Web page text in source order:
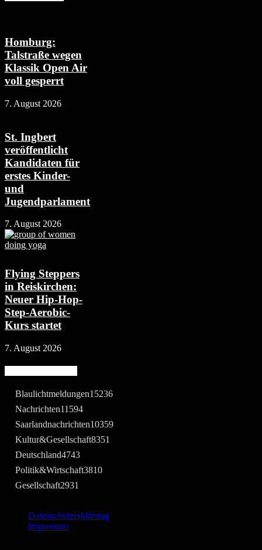
Homburg:
Talstraße wegen
Klassik Open Air
voll gesperrt
7. August 2026
St. Ingbert
veröffentlicht
Kandidaten für
erstes Kinder-
und
Jugendparlament
7. August 2026
Flying Steppers
in Reiskirchen:
Neuer Hip-Hop-
Step-Aerobic-
Kurs startet
7. August 2026
Blaulichtmeldungen15236
Nachrichten11594
Saarlandnachrichten10359
Kultur&Gesellschaft8351
Deutschland4743
Politik&Wirtschaft3810
Gesellschaft2931
Datenschutzerklärung
Impressum